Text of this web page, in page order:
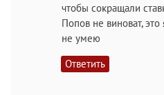
чтобы сокращали
Попов не виноват, это
не умею
Ответить